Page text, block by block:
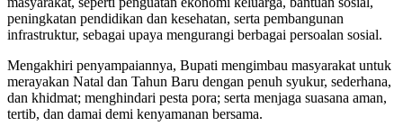
peningkatan pendidikan dan kesehatan, serta pembangunan
infrastruktur, sebagai upaya mengurangi berbagai persoalan sosial.
Mengakhiri penyampaiannya, Bupati mengimbau masyarakat untuk
merayakan Natal dan Tahun Baru dengan penuh syukur, sederhana,
dan khidmat; menghindari pesta pora; serta menjaga suasana aman,
tertib, dan damai demi kenyamanan bersama.